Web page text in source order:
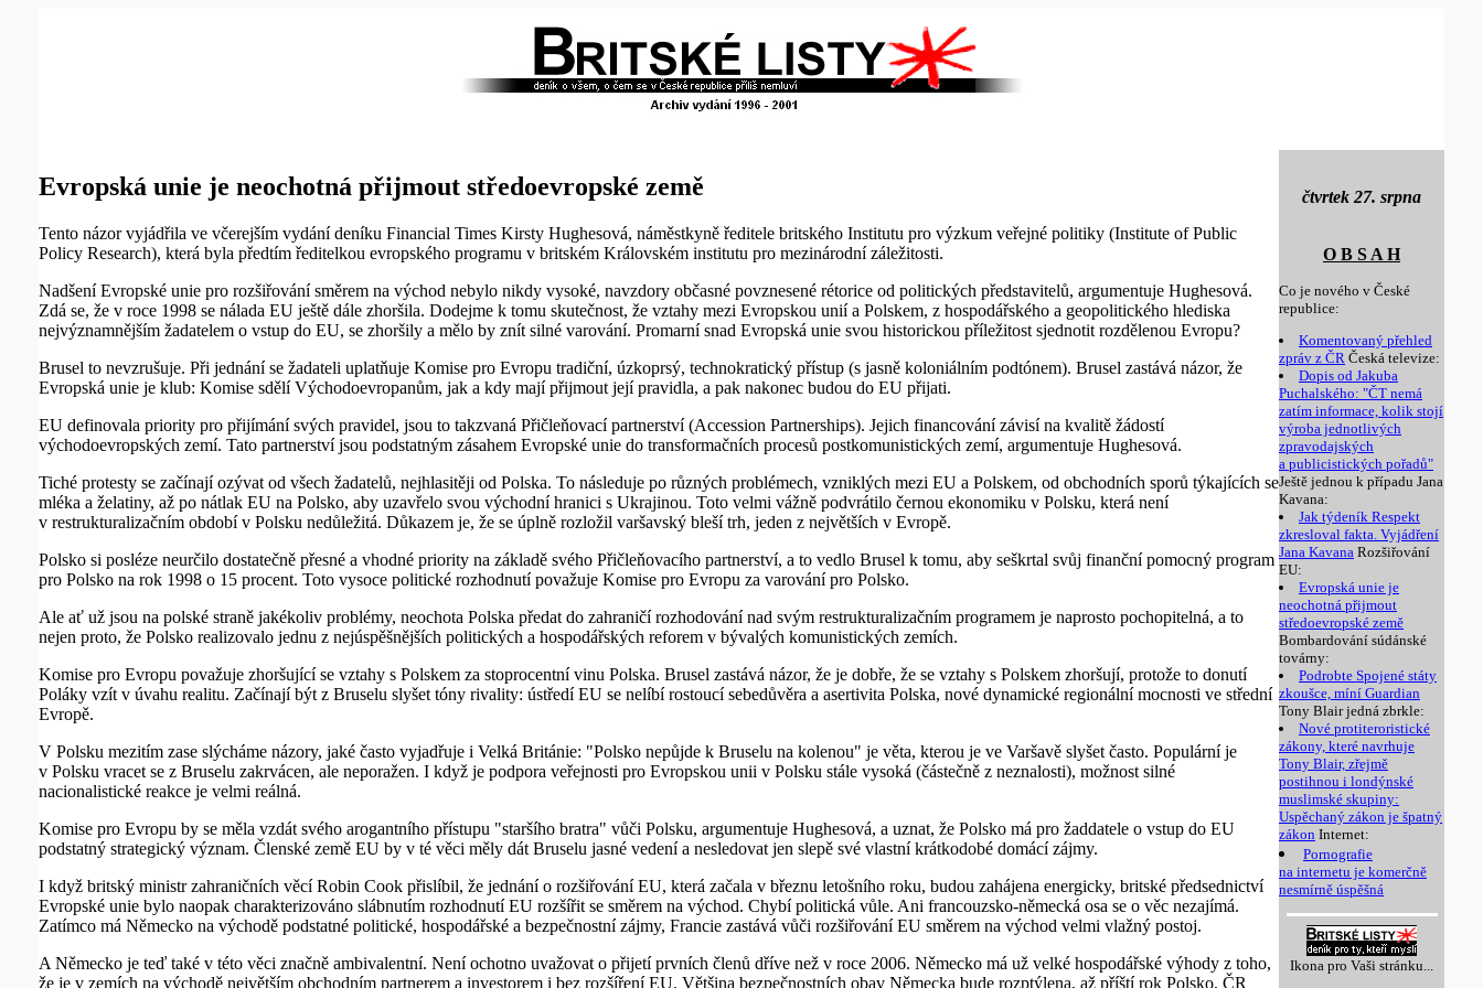
čtvrtek 27. srpna
O B S A H
Co je nového v České
republice:
Komentovaný přehled
zpráv z ČR Česká televize:
Dopis od Jakuba
Puchalského: "ČT nemá
zatím informace, kolik stojí
výroba jednotlivých
zpravodajských
a publicistických pořadů"
Ještě jednou k případu Jana
Kavana:
Jak týdeník Respekt
zkresloval fakta. Vyjádření
Jana Kavana Rozšiřování
EU:
Evropská unie je
neochotná přijmout
středoevropské země
Bombardování súdánské
továrny:
Podrobte Spojené státy
zkoušce, míní Guardian
Tony Blair jedná zbrkle:
Nové protiteroristické
zákony, které navrhuje
Tony Blair, zřejmě
postihnou i londýnské
muslimské skupiny:
Uspěchaný zákon je špatný
zákon Internet:
Pornografie
na internetu je komerčně
nesmírně úspěšná
Ikona pro Vaši stránku...
Evropská unie je neochotná přijmout středoevropské země
Tento názor vyjádřila ve včerejším vydání deníku Financial Times Kirsty Hughesová, náměstkyně ředitele britského Institutu pro výzkum veřejné politiky (Institute of Public
Policy Research), která byla předtím ředitelkou evropského programu v britském Královském institutu pro mezinárodní záležitosti.
Nadšení Evropské unie pro rozšiřování směrem na východ nebylo nikdy vysoké, navzdory občasné povznesené rétorice od politických představitelů, argumentuje Hughesová.
Zdá se, že v roce 1998 se nálada EU ještě dále zhoršila. Dodejme k tomu skutečnost, že vztahy mezi Evropskou unií a Polskem, z hospodářského a geopolitického hlediska
nejvýznamnějším žadatelem o vstup do EU, se zhoršily a mělo by znít silné varování. Promarní snad Evropská unie svou historickou příležitost sjednotit rozdělenou Evropu?
Brusel to nevzrušuje. Při jednání se žadateli uplatňuje Komise pro Evropu tradiční, úzkoprsý, technokratický přístup (s jasně koloniálním podtónem). Brusel zastává názor, že
Evropská unie je klub: Komise sdělí Východoevropanům, jak a kdy mají přijmout její pravidla, a pak nakonec budou do EU přijati.
EU definovala priority pro přijímání svých pravidel, jsou to takzvaná Přičleňovací partnerství (Accession Partnerships). Jejich financování závisí na kvalitě žádostí
východoevropských zemí. Tato partnerství jsou podstatným zásahem Evropské unie do transformačních procesů postkomunistických zemí, argumentuje Hughesová.
Tiché protesty se začínají ozývat od všech žadatelů, nejhlasitěji od Polska. To následuje po různých problémech, vzniklých mezi EU a Polskem, od obchodních sporů týkajících se
mléka a želatiny, až po nátlak EU na Polsko, aby uzavřelo svou východní hranici s Ukrajinou. Toto velmi vážně podvrátilo černou ekonomiku v Polsku, která není
v restrukturalizačním období v Polsku nedůležitá. Důkazem je, že se úplně rozložil varšavský bleší trh, jeden z největších v Evropě.
Polsko si posléze neurčilo dostatečně přesné a vhodné priority na základě svého Přičleňovacího partnerství, a to vedlo Brusel k tomu, aby seškrtal svůj finanční pomocný program
pro Polsko na rok 1998 o 15 procent. Toto vysoce politické rozhodnutí považuje Komise pro Evropu za varování pro Polsko.
Ale ať už jsou na polské straně jakékoliv problémy, neochota Polska předat do zahraničí rozhodování nad svým restrukturalizačním programem je naprosto pochopitelná, a to
nejen proto, že Polsko realizovalo jednu z nejúspěšnějších politických a hospodářských reforem v bývalých komunistických zemích.
Komise pro Evropu považuje zhoršující se vztahy s Polskem za stoprocentní vinu Polska. Brusel zastává názor, že je dobře, že se vztahy s Polskem zhoršují, protože to donutí
Poláky vzít v úvahu realitu. Začínají být z Bruselu slyšet tóny rivality: ústředí EU se nelíbí rostoucí sebedůvěra a asertivita Polska, nové dynamické regionální mocnosti ve střední
Evropě.
V Polsku mezitím zase slýcháme názory, jaké často vyjadřuje i Velká Británie: "Polsko nepůjde k Bruselu na kolenou" je věta, kterou je ve Varšavě slyšet často. Populární je
v Polsku vracet se z Bruselu zakrvácen, ale neporažen. I když je podpora veřejnosti pro Evropskou unii v Polsku stále vysoká (částečně z neznalosti), možnost silné
nacionalistické reakce je velmi reálná.
Komise pro Evropu by se měla vzdát svého arogantního přístupu "staršího bratra" vůči Polsku, argumentuje Hughesová, a uznat, že Polsko má pro žaddatele o vstup do EU
podstatný strategický význam. Členské země EU by v té věci měly dát Bruselu jasné vedení a nesledovat jen slepě své vlastní krátkodobé domácí zájmy.
I když britský ministr zahraničních věcí Robin Cook přislíbil, že jednání o rozšiřování EU, která začala v březnu letošního roku, budou zahájena energicky, britské předsednictví
Evropské unie bylo naopak charakterizováno slábnutím rozhodnutí EU rozšířit se směrem na východ. Chybí politická vůle. Ani francouzsko-německá osa se o věc nezajímá.
Zatímco má Německo na východě podstatné politické, hospodářské a bezpečnostní zájmy, Francie zastává vůči rozšiřování EU směrem na východ velmi vlažný postoj.
A Německo je teď také v této věci značně ambivalentní. Není ochotno uvažovat o přijetí prvních členů dříve než v roce 2006. Německo má už velké hospodářské výhody z toho,
že je v zemích na východě největším obchodním partnerem a investorem i bez rozšíření EU. Většina bezpečnostních obav Německa bude rozptýlena, až příští rok Polsko, ČR